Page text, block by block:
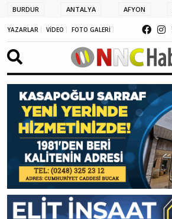
BURDUR ANTALYA AFYON
YAZARLAR VİDEO FOTO GALERİ